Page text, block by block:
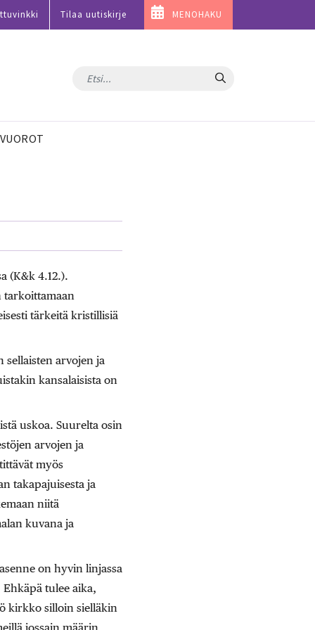
Tilaa uutiskirje MENOHAKU
Hae
(K&k 4.12.).
tarkoittamaan
tärkeitä kristillisiä
sellaisten arvojen ja
kansalaisista on
uskoa. Suurelta osin
arvojen ja
myös
takapajuisesta ja
niitä
kuvana ja
on hyvin linjassa
tulee aika,
kirkko silloin sielläkin